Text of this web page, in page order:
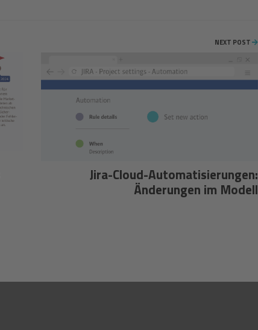
NEXT POST
Jira-Cloud-Automatisierungen:
Änderungen im Modell